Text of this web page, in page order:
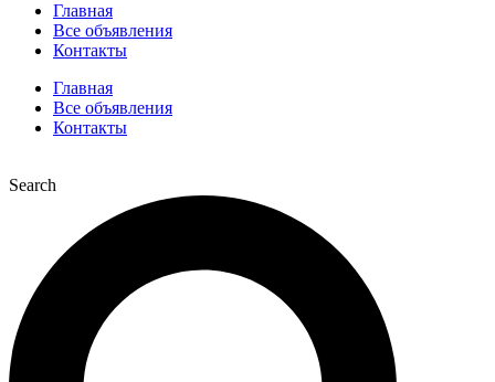
Главная
Все объявления
Контакты
Главная
Все объявления
Контакты
Search